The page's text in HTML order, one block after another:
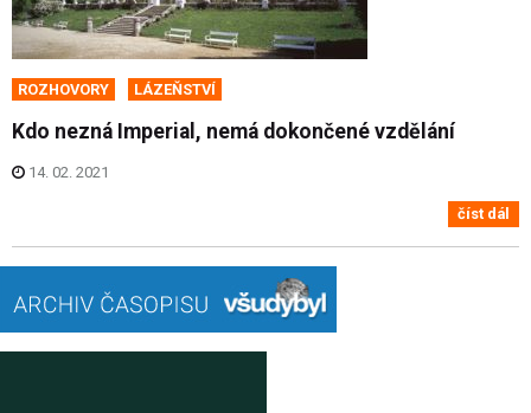
ROZHOVORY LÁZEŇSTVÍ
Kdo nezná Imperial, nemá dokončené vzdělání
14. 02. 2021
číst dál